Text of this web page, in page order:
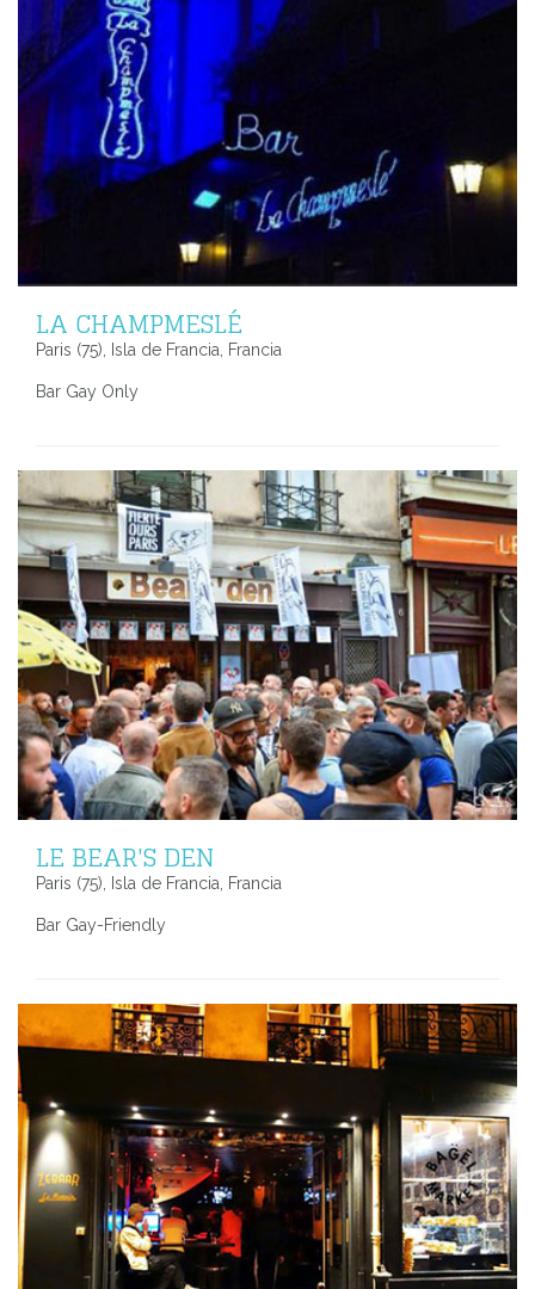
LA CHAMPMESLÉ
Paris (75), Isla de Francia, Francia
Bar Gay Only
LE BEAR'S DEN
Paris (75), Isla de Francia, Francia
Bar Gay-Friendly